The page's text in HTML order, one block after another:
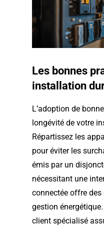
Les bonnes
installation
L’adoption de
longévité de votre
Répartissez les
pour éviter les
émis par un
nécessitant une
connectée offre
gestion
client spécialisé